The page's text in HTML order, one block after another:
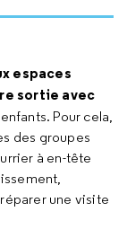
espaces
sortie avec
Pour cela,
des groupes
à en-tête
une visite